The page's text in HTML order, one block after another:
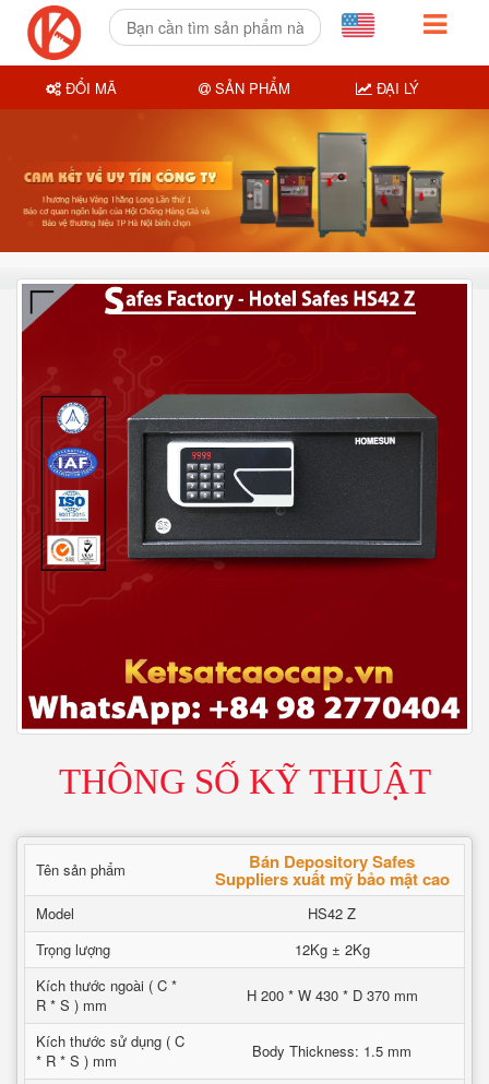
THÔNG SỐ KỸ THUẬT
Tên sản phẩm Bán Depository Safes
Suppliers xuất mỹ bảo mật cao
Model
HS42 Z
Trọng lượng
12Kg ± 2Kg
Kích thước ngoài ( C *
R * S ) mm
H 200 * W 430 * D 370 mm
Kích thước sử dụng ( C
* R * S ) mm
Body Thickness: 1.5 mm
ĐỔI MÃ SẢN PHẨM ĐẠI LÝ